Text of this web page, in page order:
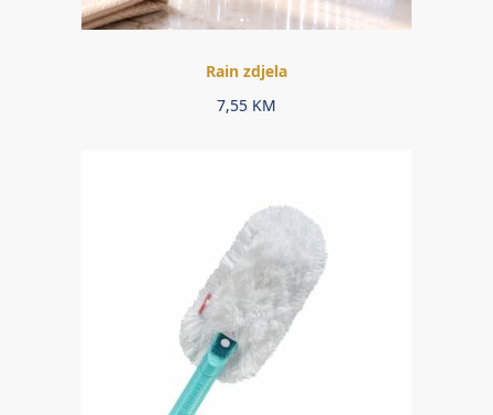
Rain zdjela
7,55 KM